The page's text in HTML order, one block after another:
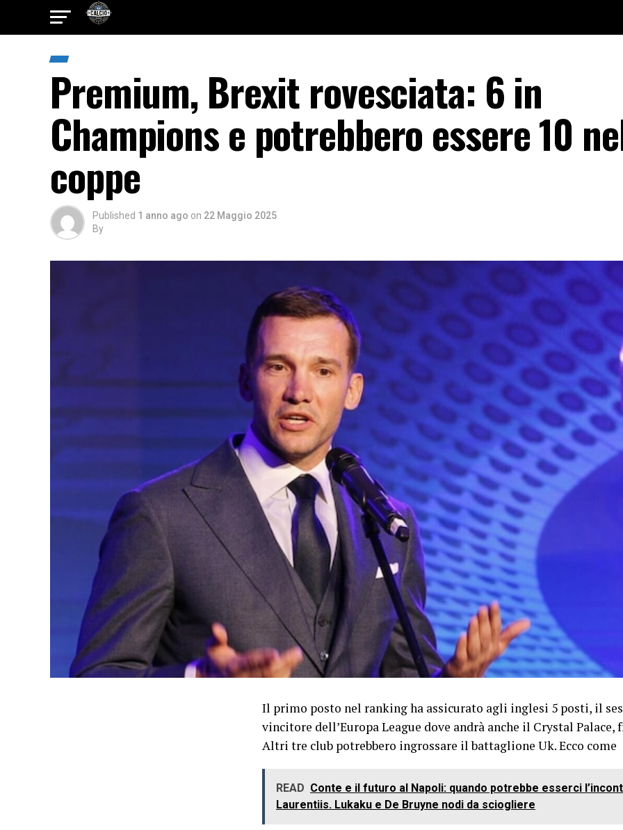
Premium, Brexit rovesciata: 6 in
Champions e potrebbero essere 10
coppe
Published 1 anno ago on 22 Maggio 2025
By
Il primo posto nel ranking ha assicurato agli inglesi 5 posti, il
vincitore dell’Europa League dove andrà anche il Crystal Palace,
Altri tre club potrebbero ingrossare il battaglione Uk. Ecco come
READ Conte e il futuro al Napoli: quando potrebbe esserci
Laurentiis. Lukaku e De Bruyne nodi da sciogliere